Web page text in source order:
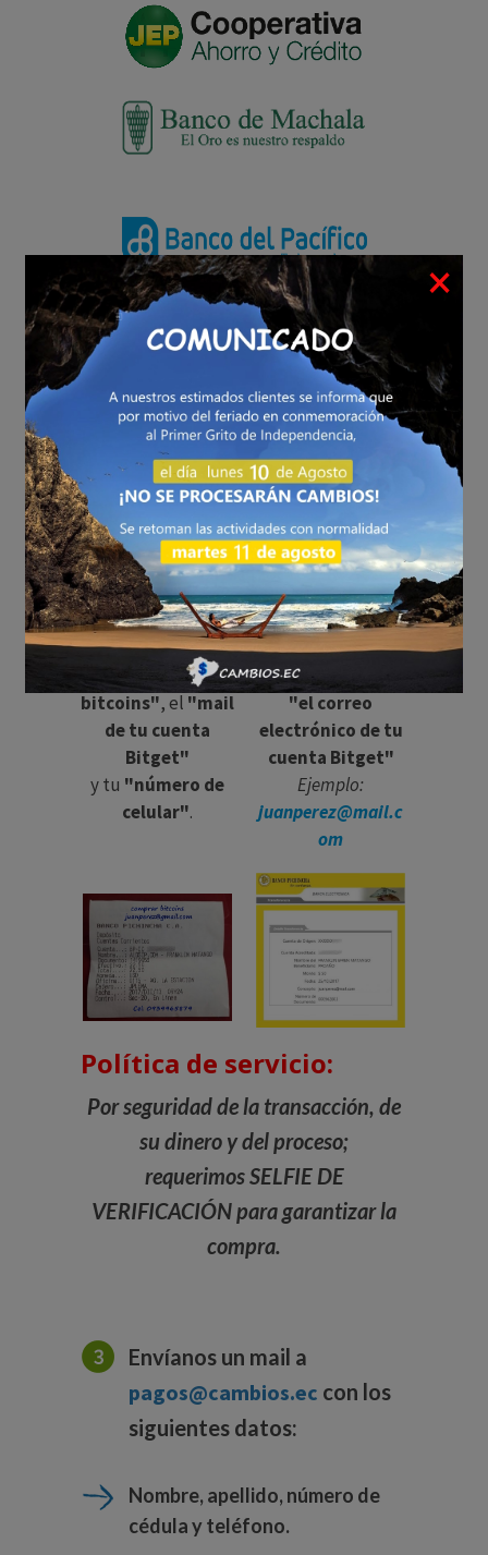
Si envías
COMPROBANTE de
depósit
Escribe con esfero
azulorojo(no
negro) sobre la
papeleta:
"compra
bitcoins", el "mail
de tu cuenta
Bitget"
y tu "número de
celular".
Si realizas
TRANSFERENCIA
bancaria
Escribe en
concepto,
descripción o
detalle
únicamente:
"el correo
electrónico de tu
cuenta Bitget"
Ejemplo:
juanperez@mail.c
om
Política de servicio:
Por seguridad de la transacción, de
su dinero y del proceso;
requerimos SELFIE DE
VERIFICACIÓN para garantizar la
compra.
Envíanos un mail a
pagos@cambios.ec con los
siguientes datos:
Nombre, apellido, número de
cédula y teléfono.
×